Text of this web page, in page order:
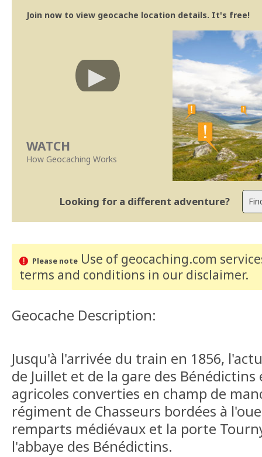
Join now to view geocache location details. It's free!
WATCH
How Geocaching Works
Looking for a different adventure?
Please noteUse of geocaching.com
terms and conditions in our disclaimer.
Geocache Description:
Jusqu'à l'arrivée du train en 1856,
de Juillet et de la gare des
agricoles converties en champ de
régiment de Chasseurs bordées à
remparts médiévaux et la porte
l'abbaye des Bénédictins.